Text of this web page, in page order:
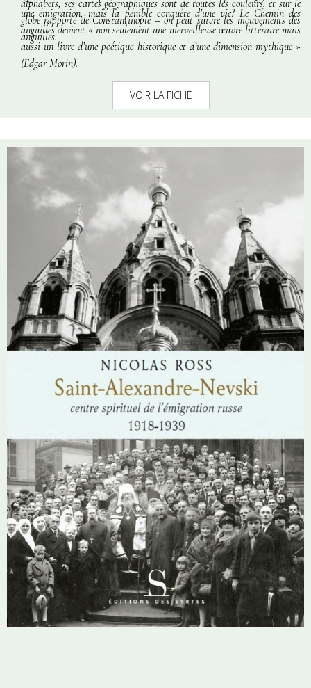
alphabets, ses cartes géographiques sont de toutes les couleurs, et sur le
globe rapporté de Constantinople – on peut suivre les mouvements des
anguilles.
une émigration, mais la pénible conquête d’une vie? Le Chemin des
anguilles devient « non seulement une merveilleuse œuvre littéraire mais
aussi un livre d’une poétique historique et d’une dimension mythique »
(Edgar Morin).
VOIR LA FICHE